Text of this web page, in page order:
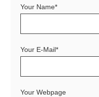
Your Name*
Your E-Mail*
Your Webpage